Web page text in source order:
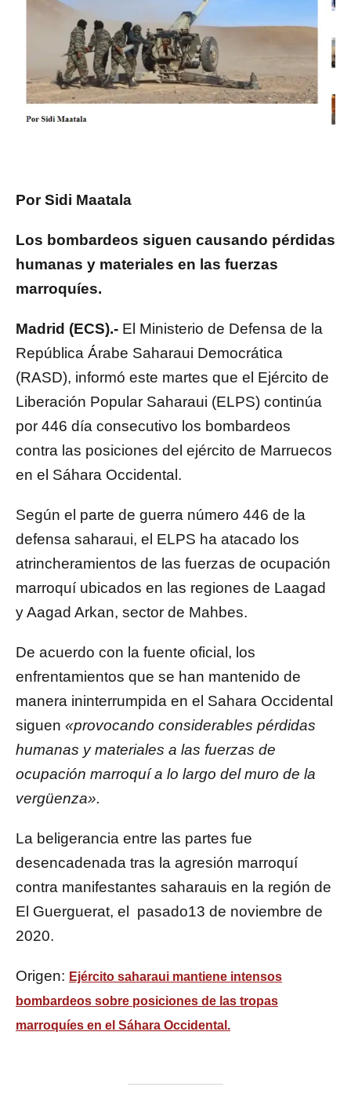
Por Sidi Maatala
Los bombardeos siguen causando pérdidas
humanas y materiales en las fuerzas
marroquíes.
Madrid (ECS).- El Ministerio de Defensa de la
República Árabe Saharaui Democrática
(RASD), informó este martes que el Ejército de
Liberación Popular Saharaui (ELPS) continúa
por 446 día consecutivo los bombardeos
contra las posiciones del ejército de Marruecos
en el Sáhara Occidental.
Según el parte de guerra número 446 de la
defensa saharaui, el ELPS ha atacado los
atrincheramientos de las fuerzas de ocupación
marroquí ubicados en las regiones de Laagad
y Aagad Arkan, sector de Mahbes.
De acuerdo con la fuente oficial, los
enfrentamientos que se han mantenido de
manera ininterrumpida en el Sahara Occidental
siguen «provocando considerables pérdidas
humanas y materiales a las fuerzas de
ocupación marroquí a lo largo del muro de la
vergüenza».
La beligerancia entre las partes fue
desencadenada tras la agresión marroquí
contra manifestantes saharauis en la región de
El Guerguerat, el pasado13 de noviembre de
2020.
Origen: Ejército saharaui mantiene intensos
bombardeos sobre posiciones de las tropas
marroquíes en el Sáhara Occidental.